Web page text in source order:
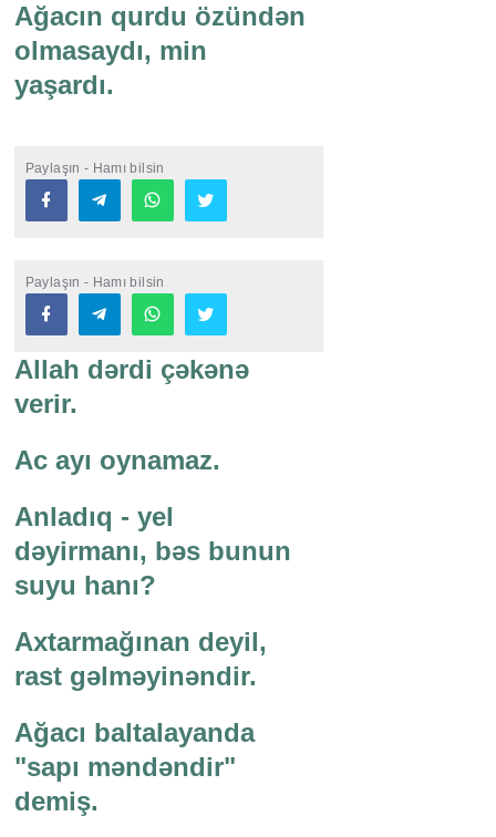
Ağacın qurdu özündən
olmasaydı, min
yaşardı.
Paylaşın - Hamı bilsin
Paylaşın - Hamı bilsin
Allah dərdi çəkənə
verir.
Ac ayı oynamaz.
Anladıq - yel
dəyirmanı, bəs bunun
suyu hanı?
Axtarmağınan deyil,
rast gəlməyinəndir.
Ağacı baltalayanda
"sapı məndəndir"
demiş.